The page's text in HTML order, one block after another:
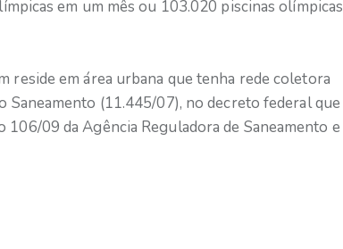
em um mês ou 103.020 piscinas olímpicas
reside em área urbana que tenha rede coletora
Saneamento (11.445/07), no decreto federal que
09 da Agência Reguladora de Saneamento e